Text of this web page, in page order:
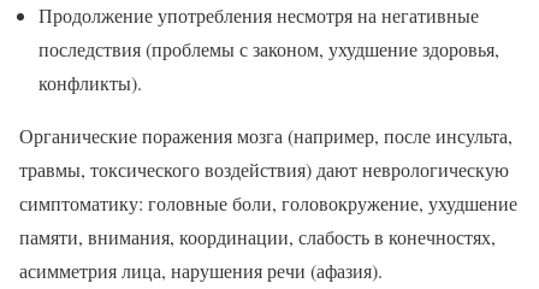
Продолжение употребления несмотря на негативные
последствия (проблемы с законом, ухудшение здоровья,
конфликты).
Органические поражения мозга (например, после инсульта,
травмы, токсического воздействия) дают неврологическую
симптоматику: головные боли, головокружение, ухудшение
памяти, внимания, координации, слабость в конечностях,
асимметрия лица, нарушения речи (афазия).